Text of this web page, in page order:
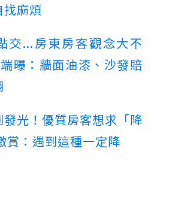
麻煩
交...房東房客觀念大不
曝：牆面油漆、沙發賠
光！優質房客想求「降
賞：遇到這種一定降